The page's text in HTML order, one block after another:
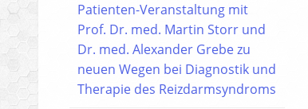
Patienten-Veranstaltung mit
Prof. Dr. med. Martin Storr und
Dr. med. Alexander Grebe zu
neuen Wegen bei Diagnostik und
Therapie des Reizdarmsyndroms